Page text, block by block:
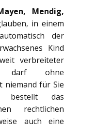
Mendig,
in einem
der
Kind
verbreiteter
darf ohne
niemand für Sie
bestellt das
rechtlichen
auch eine